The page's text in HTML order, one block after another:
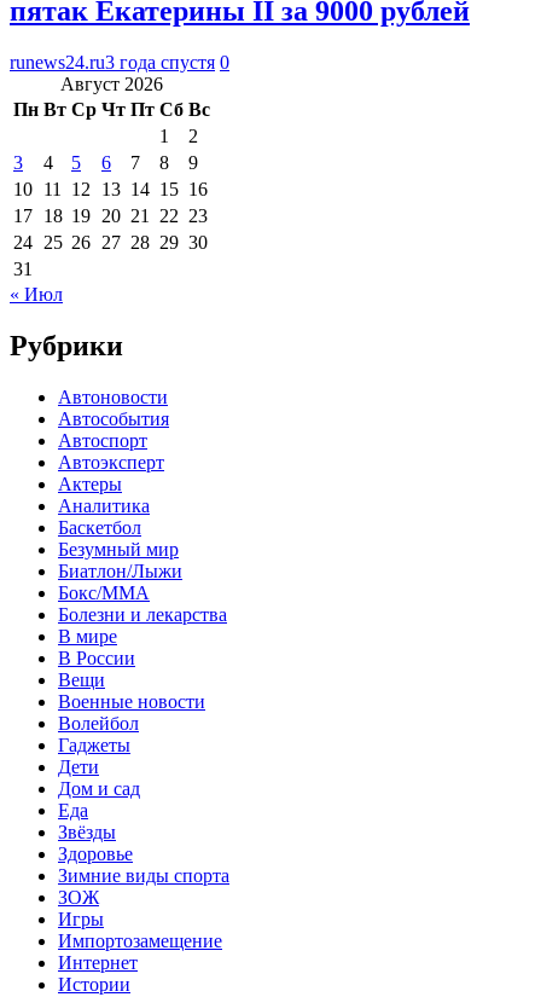
пятак Екатерины II за 9000 рублей
runews24.ru3 года спустя 0
Август 2026
Пн Вт Ср Чт Пт Сб Вс
1
2
3
4 5 6 7 8
9
10 11 12 13 14 15 16
17 18 19 20 21 22 23
24 25 26 27 28 29 30
31
« Июл
Рубрики
Автоновости
Автособытия
Автоспорт
Автоэксперт
Актеры
Аналитика
Баскетбол
Безумный мир
Биатлон/Лыжи
Бокс/MMA
Болезни и лекарства
В мире
В России
Вещи
Военные новости
Волейбол
Гаджеты
Дети
Дом и сад
Еда
Звёзды
Здоровье
Зимние виды спорта
ЗОЖ
Игры
Импортозамещение
Интернет
Истории